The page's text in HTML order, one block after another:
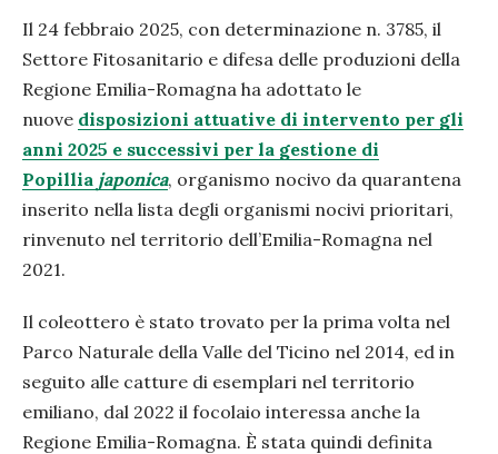
Il 24 febbraio 2025, con determinazione n. 3785, il
Settore Fitosanitario e difesa delle produzioni della
Regione Emilia-Romagna ha adottato le
nuove disposizioni attuative di intervento per gli
anni 2025 e successivi per la gestione di
Popillia japonica, organismo nocivo da quarantena
inserito nella lista degli organismi nocivi prioritari,
rinvenuto nel territorio dell’Emilia-Romagna nel
2021.
Il coleottero è stato trovato per la prima volta nel
Parco Naturale della Valle del Ticino nel 2014, ed in
seguito alle catture di esemplari nel territorio
emiliano, dal 2022 il focolaio interessa anche la
Regione Emilia-Romagna. È stata quindi definita